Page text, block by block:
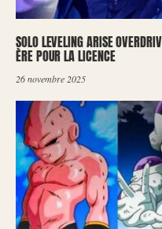
SOLO LEVELING ARISE
ÈRE POUR LA LICENCE
26 novembre 2025